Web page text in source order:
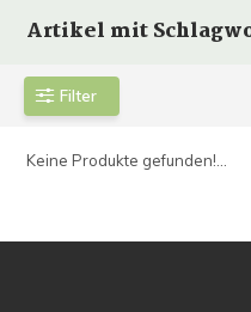
Artikel mit
Filter
Keine Produkte gefunden!...